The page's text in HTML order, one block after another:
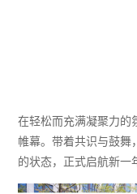
在轻松而充满凝聚力的
帷幕。带着共识与鼓舞
的状态，正式启航新一